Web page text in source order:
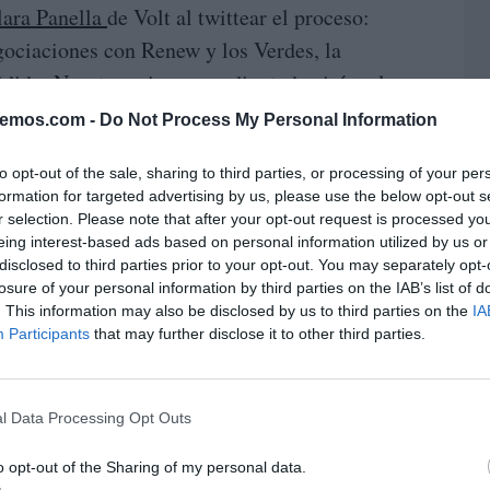
- Do Not Process My Personal Information
opt-out of the sale, sharing to third parties, or processing of your
for targeted advertising by us, please use the below opt-out
selection. Please note that after your opt-out request is processed
interest-based ads based on personal information utilized by us
to third parties prior to your opt-out. You may separately
of your personal information by third parties on the IAB’s list of
This information may also be disclosed by us to third parties on the
Participants that may further disclose it to other third parties.
Data Processing Opt Outs
opt-out of the Sharing of my personal data.
Panella de Volt al twittear el proceso:
con Renew y los Verdes, la
Nuestros cinco eurodiputados irán a los
duro. Justo un partido que nació para renovar
y a las primeras de cambio ya claudican.
tampoco tienen mucha capacidad de